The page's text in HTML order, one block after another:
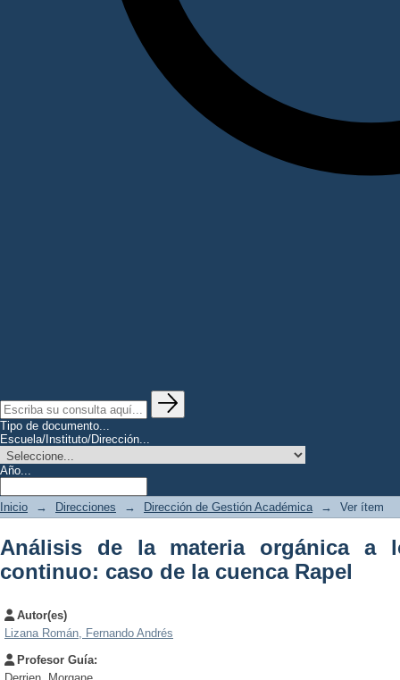
Tipo de documento...
Escuela/Instituto/Dirección...
Año...
Inicio → Direcciones → Dirección de Gestión Académica → Ver ítem
Análisis de la materia orgánica
continuo: caso de la cuenca Rapel
Autor(es)
Lizana Román, Fernando Andrés
Profesor Guía: